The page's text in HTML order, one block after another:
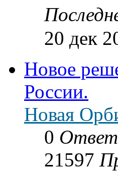
20 дек
Новое
России.
Новая
0
21597